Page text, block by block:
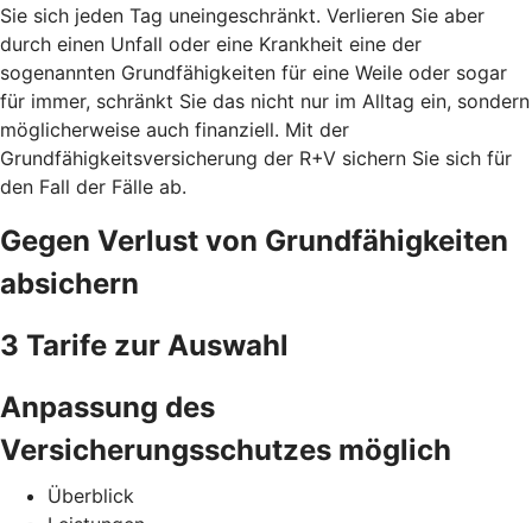
Sie sich jeden Tag uneingeschränkt. Verlieren Sie aber
durch einen Unfall oder eine Krankheit eine der
sogenannten Grundfähigkeiten für eine Weile oder sogar
für immer, schränkt Sie das nicht nur im Alltag ein, sondern
möglicherweise auch finanziell. Mit der
Grundfähigkeitsversicherung der R+V sichern Sie sich für
den Fall der Fälle ab.
Gegen Verlust von Grundfähigkeiten
absichern
3 Tarife zur Auswahl
Anpassung des
Versicherungsschutzes möglich
Überblick